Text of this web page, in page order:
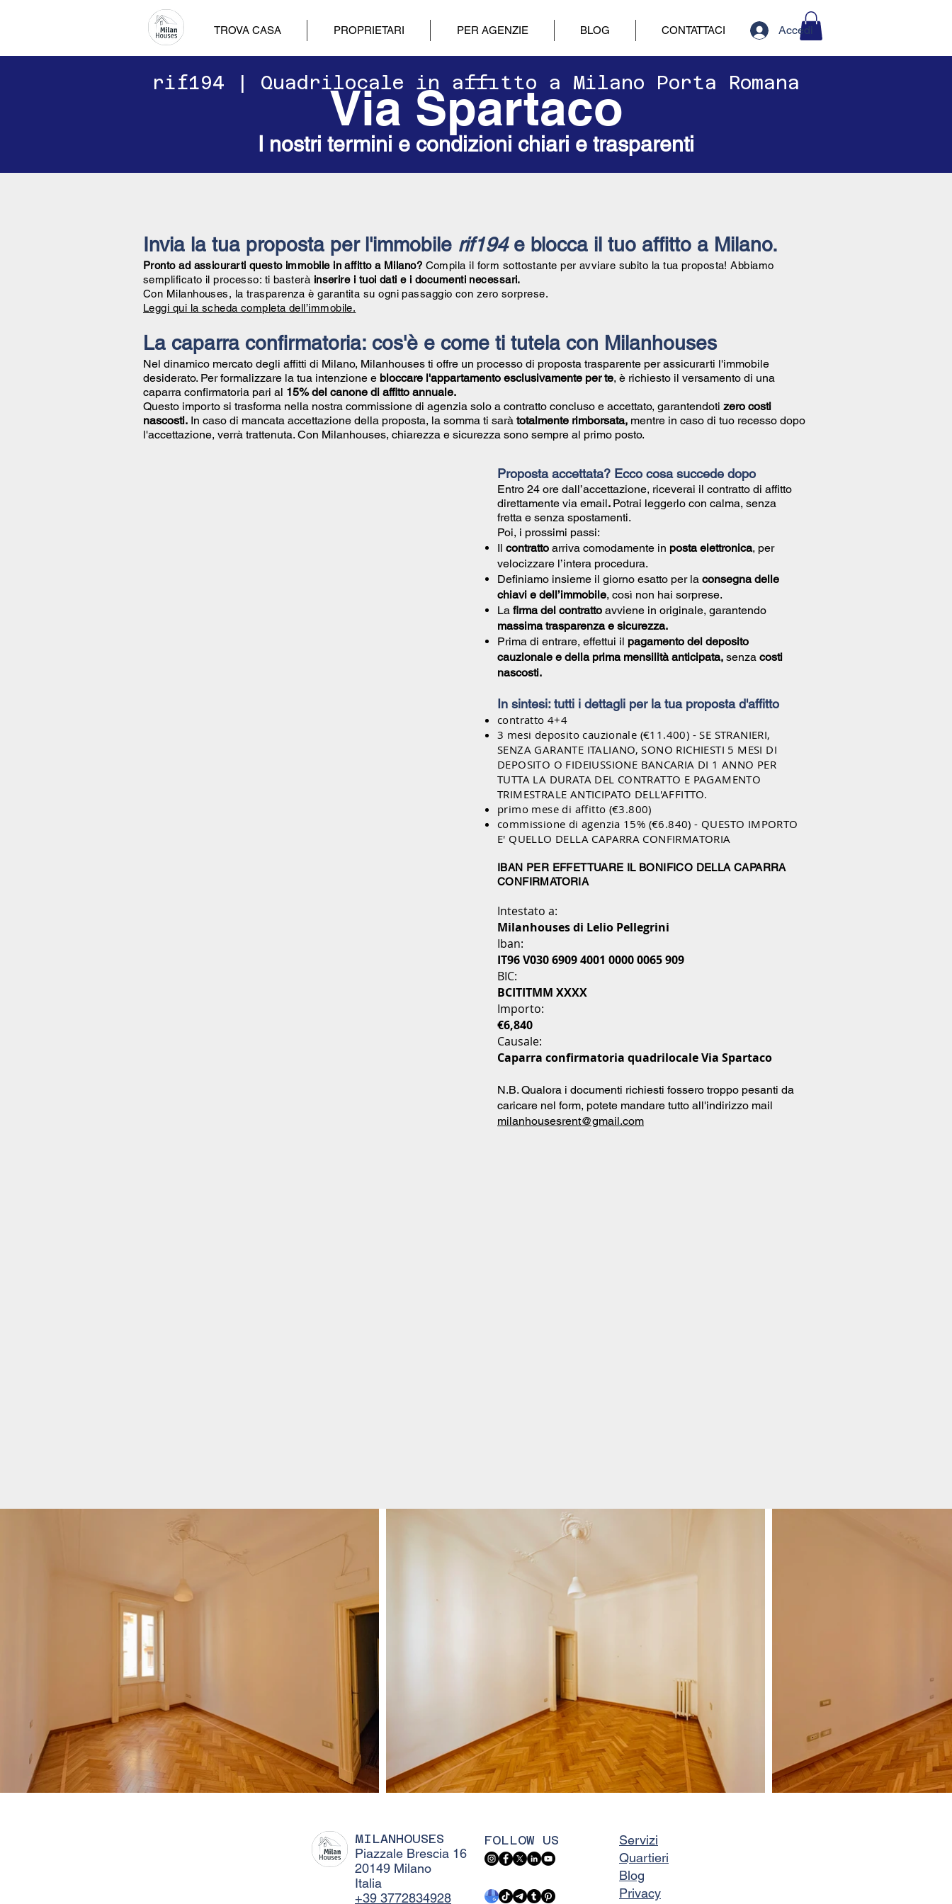
TROVA CASA PROPRIETARI PER AGENZIE BLOG CONTATTACI Accedi
​​rif194 | Quadrilocale in affitto a Milano Porta Romana
Via Spartaco
I nostri termini e condizioni chiari e trasparenti
Invia la tua proposta per l'immobile rif194 e blocca il tuo affitto a Milano.
Pronto ad assicurarti questo immobile in affitto a Milano? Compila il form sottostante per avviare subito la tua proposta! Abbiamo
semplificato il processo: ti basterà inserire i tuoi dati e i documenti necessari.
Con Milanhouses, la trasparenza è garantita su ogni passaggio con zero sorprese.
Leggi qui la scheda completa dell’immobile.
La caparra confirmatoria: cos'è e come ti tutela con Milanhouses
Nel dinamico mercato degli affitti di Milano, Milanhouses ti offre un processo di proposta trasparente per assicurarti l'immobile
desiderato. Per formalizzare la tua intenzione e bloccare l'appartamento esclusivamente per te, è richiesto il versamento di una
caparra confirmatoria pari al 15% del canone di affitto annuale.
Questo importo si trasforma nella nostra commissione di agenzia solo a contratto concluso e accettato, garantendoti zero costi
nascosti. In caso di mancata accettazione della proposta, la somma ti sarà totalmente rimborsata, mentre in caso di tuo recesso dopo
l'accettazione, verrà trattenuta. Con Milanhouses, chiarezza e sicurezza sono sempre al primo posto.
Proposta accettata? Ecco cosa succede dopo
Entro 24 ore dall’accettazione, riceverai il contratto di affitto
direttamente via email. Potrai leggerlo con calma, senza
fretta e senza spostamenti.
Poi, i prossimi passi:
Il contratto arriva comodamente in posta elettronica, per
velocizzare l’intera procedura.
Definiamo insieme il giorno esatto per la consegna delle
chiavi e dell’immobile, così non hai sorprese.
La firma del contratto avviene in originale, garantendo
massima trasparenza e sicurezza.
Prima di entrare, effettui il pagamento del deposito
cauzionale e della prima mensilità anticipata, senza costi
nascosti.
In sintesi: tutti i dettagli per la tua proposta d'affitto
contratto 4+4
3 mesi deposito cauzionale (€11.400) - SE STRANIERI,
SENZA GARANTE ITALIANO, SONO RICHIESTI 5 MESI DI
DEPOSITO O FIDEIUSSIONE BANCARIA DI 1 ANNO PER
TUTTA LA DURATA DEL CONTRATTO E PAGAMENTO
TRIMESTRALE ANTICIPATO DELL'AFFITTO.
primo mese di affitto (€3.800)
commissione di agenzia 15% (€6.840) - QUESTO IMPORTO
E' QUELLO DELLA CAPARRA CONFIRMATORIA
IBAN PER EFFETTUARE IL BONIFICO DELLA CAPARRA
CONFIRMATORIA
Intestato a:
Milanhouses di Lelio Pellegrini
Iban:
IT96 V030 6909 4001 0000 0065 909
BIC:
BCITITMM XXXX
Importo:
€6,840
Causale:
Caparra confirmatoria quadrilocale Via Spartaco
N.B. Qualora i documenti richiesti fossero troppo pesanti da
caricare nel form, potete mandare tutto all'indirizzo mail
milanhousesrent@gmail.com
MILANHOUSES
Piazzale Brescia 16
20149 Milano
Italia
+39 3772834928
FOLLOW US
Servizi
Quartieri
Blog
Privacy